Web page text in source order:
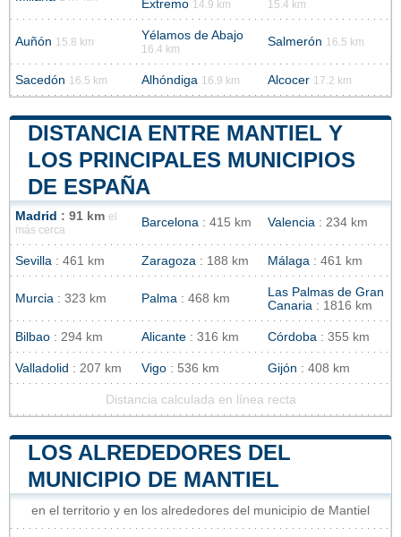
Extremo 14.9 km 15.4 km
Auñón 15.8 km Yélamos de Abajo
16.4 km
Salmerón 16.5 km
Sacedón 16.5 km Alhóndiga 16.9 km Alcocer 17.2 km
DISTANCIA ENTRE MANTIEL Y
LOS PRINCIPALES MUNICIPIOS
DE ESPAÑA
Madrid : 91 km el
más cerca
Barcelona : 415 km Valencia : 234 km
Sevilla : 461 km Zaragoza : 188 km Málaga : 461 km
Murcia : 323 km Palma : 468 km
Las Palmas de Gran
Canaria : 1816 km
Bilbao : 294 km Alicante : 316 km Córdoba : 355 km
Valladolid : 207 km Vigo : 536 km Gijón : 408 km
Distancia calculada en línea recta
LOS ALREDEDORES DEL
MUNICIPIO DE MANTIEL
en el territorio y en los alrededores del municipio de Mantiel